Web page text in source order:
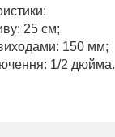
25 см;
150 мм;
1/2 дюйма.